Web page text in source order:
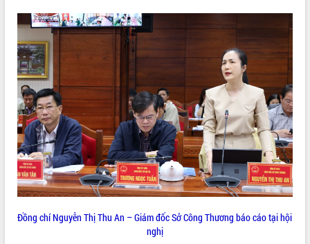
mạng Việt Nam
Đắk Lắk sơ kết 4 năm triển khai thực
hiện Đề án 06 của Chính phủ
Họp báo thông tin về Hội nghị Công bố
Quy hoạch và Xúc tiến đầu tư tỉnh Đắk
Lắk
Khơi thông điểm nghẽn, đẩy nhanh
giải ngân vốn khắc phục thiên tai
HĐND tỉnh thông qua điều chỉnh Quy
hoạch tỉnh thời kỳ 2021-2030
Hội thảo góp ý hồ sơ điều chỉnh quy
hoạch tỉnh Đắk Lắk thời kỳ 2021-2030,
Nâng cao hiệu quả hoạt động của các
Đồng chí Nguyễn Thị Thu An – Giám đốc Sở Công Thương báo cáo tại hội
nghị